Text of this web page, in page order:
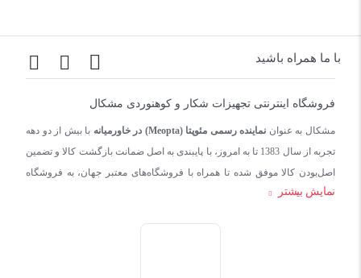
با ما همراه باشید
فروشگاه اینترنتی تجهیزات شکار و کوهنوردی مشکال
مشکال به عنوان نماینده رسمی مئوپتا (Meopta) در خاورمیانه
با بیش از دو دهه
تجربه از سال 1383 تا به امروز، با پایبندی به اصل ضمانت بازگشت کالا و تضمین
اصل‌بودن کالا موفق شده تا همراه با فروشگاه‌های معتبر جهان، به فروشگاه
اینترنتی تجهیزات شکار بدل شود.
نمایش بیشتر